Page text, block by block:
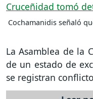
Cochamanidis señaló
La Asamblea de la
de un estado de
se registran